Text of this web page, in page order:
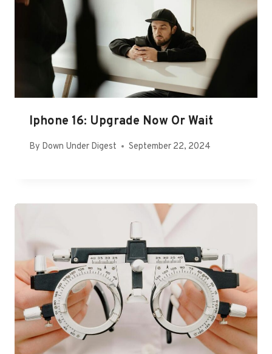
Iphone 16: Upgrade Now Or Wait
By Down Under Digest September 22, 2024